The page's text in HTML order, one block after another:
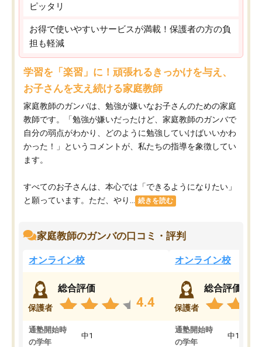
ピッタリ
お得で使いやすいサービスが満載！保護者の方の負
担も軽減
学習を「楽習」に！頑張れるきっかけを与え、
お子さんを支え続ける家庭教師
家庭教師のガンバは、勉強が嫌いなお子さんのための家庭
教師です。「勉強が嫌いだったけど、家庭教師のガンバで
自分の弱点がわかり、どのように勉強していけばいいかわ
かった！」というコメントが、私たちの指導を象徴してい
ます。
すべてのお子さんは、本心では「できるようになりたい」
と願っています。ただ、やり...
続きを読む
家庭教師のガンバの口コミ・評判
オンライン校
保護者
総合評価
4.4
通塾開始時
の学年
中1
オンライン校
保護者
総合評価
通塾開始時
の学年
中1